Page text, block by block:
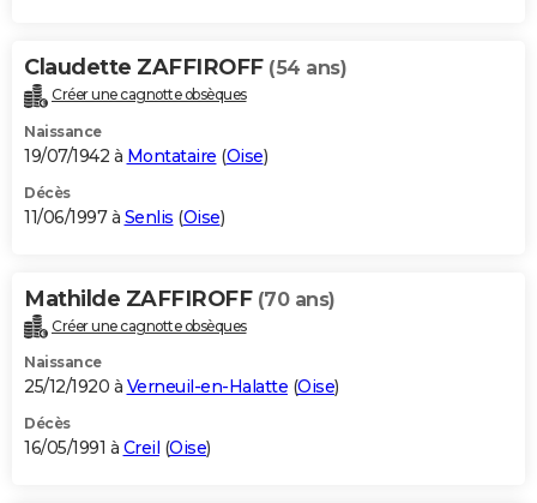
Claudette ZAFFIROFF (54 ans)
Créer une cagnotte obsèques
Naissance
19/07/1942 à Montataire (Oise)
Décès
11/06/1997 à Senlis (Oise)
Mathilde ZAFFIROFF (70 ans)
Créer une cagnotte obsèques
Naissance
25/12/1920 à Verneuil-en-Halatte (Oise)
Décès
16/05/1991 à Creil (Oise)